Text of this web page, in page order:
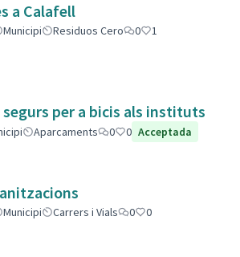
a Calafell
Municipi Residuos Cero 0
1
per a bicis als instituts
Aparcaments 0 0 Acceptada
Municipi Carrers i Vials 0
0